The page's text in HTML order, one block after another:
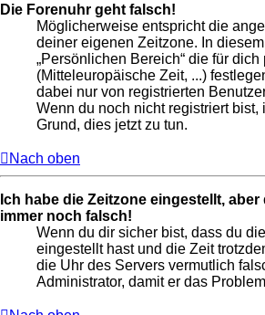
Die Forenuhr geht falsch!
Möglicherweise entspricht die
deiner eigenen Zeitzone. In
„Persönlichen Bereich“ die für
(Mitteleuropäische Zeit, ...)
dabei nur von registrierten
Wenn du noch nicht registriert bist,
Grund, dies jetzt zu tun.
Nach oben
Ich habe die Zeitzone eingestellt,
immer noch falsch!
Wenn du dir sicher bist, dass du
eingestellt hast und die Zeit
die Uhr des Servers vermutlich
Administrator, damit er das